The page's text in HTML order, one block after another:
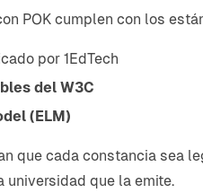
POK cumplen con los
por 1EdTech
del W3C
(ELM)
que cada constancia sea
universidad que la emite.